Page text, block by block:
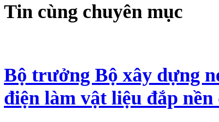
Tin cùng chuyên mục
Bộ trưởng Bộ xây dựng
điện làm vật liệu đắp nền